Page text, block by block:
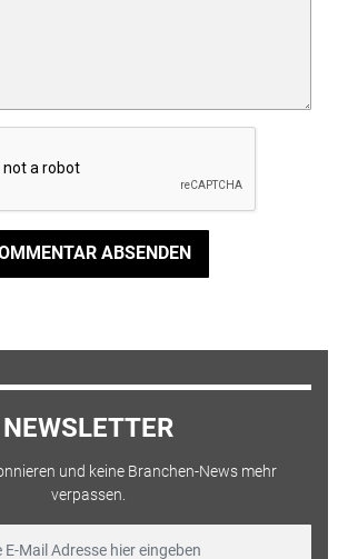
ABSENDEN
NEWSLETTER
und keine Branchen-News mehr
verpassen.